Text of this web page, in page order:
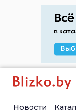
Новости